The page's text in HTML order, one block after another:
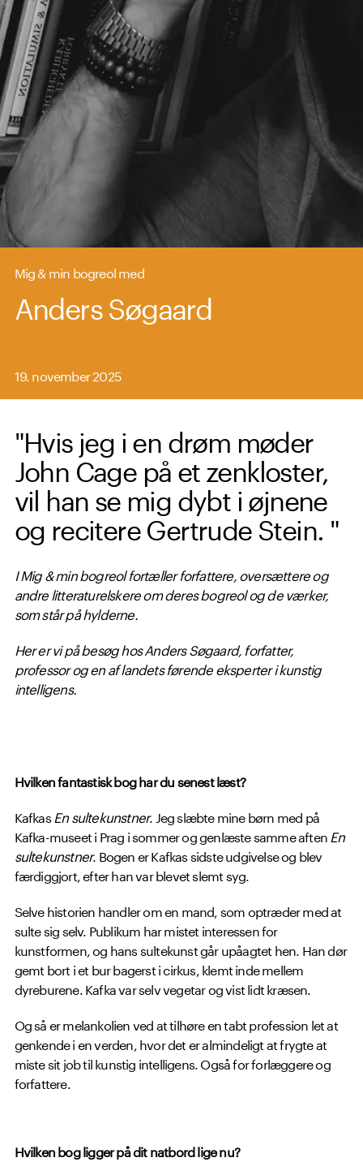
Mig & min bogreol med
Anders Søgaard
19. november 2025
"Hvis jeg i en drøm møder
John Cage på et zenkloster,
vil han se mig dybt i øjnene
og recitere Gertrude Stein. "
I Mig & min bogreol fortæller forfattere, oversættere og
andre litteraturelskere om deres bogreol og de værker,
som står på hylderne.
Her er vi på besøg hos Anders Søgaard, forfatter,
professor og en af landets førende eksperter i kunstig
intelligens.
Hvilken fantastisk bog har du senest læst?
Kafkas En sultekunstner. Jeg slæbte mine børn med på
Kafka-museet i Prag i sommer og genlæste samme aften En
sultekunstner. Bogen er Kafkas sidste udgivelse og blev
færdiggjort, efter han var blevet slemt syg.
Selve historien handler om en mand, som optræder med at
sulte sig selv. Publikum har mistet interessen for
kunstformen, og hans sultekunst går upåagtet hen. Han dør
gemt bort i et bur bagerst i cirkus, klemt inde mellem
dyreburene. Kafka var selv vegetar og vist lidt kræsen.
Og så er melankolien ved at tilhøre en tabt profession let at
genkende i en verden, hvor det er almindeligt at frygte at
miste sit job til kunstig intelligens. Også for forlæggere og
forfattere.
Hvilken bog ligger på dit natbord lige nu?